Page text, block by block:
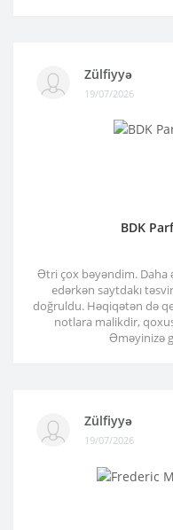
Zülfiyyə
19/07/2026
BDK
Ətri çox bəyəndim. Daha
edərkən saytdakı
doğruldu. Həqiqətən də
notlara malikdir,
Əməyinizə
Zülfiyyə
19/07/2026